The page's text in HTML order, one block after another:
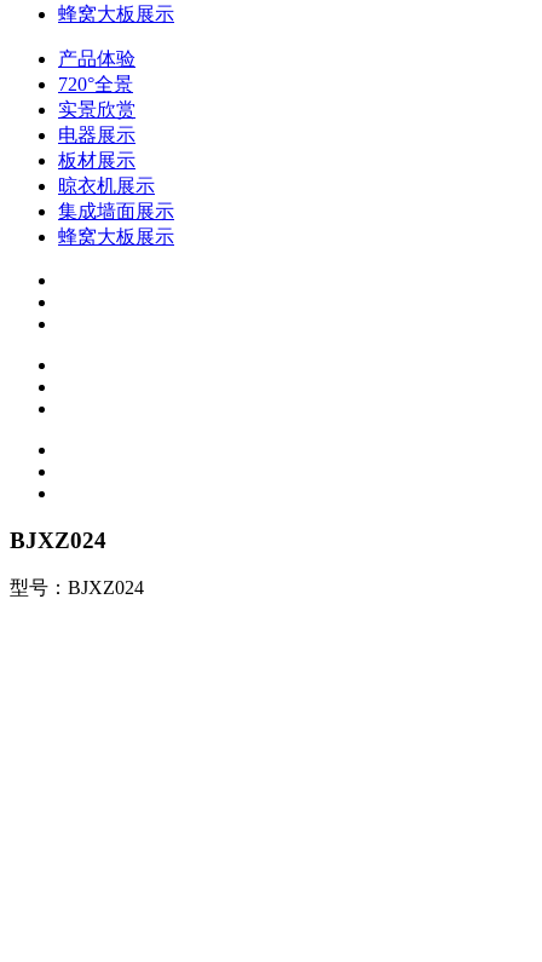
蜂窝大板展示
产品体验
720°全景
实景欣赏
电器展示
板材展示
晾衣机展示
集成墙面展示
蜂窝大板展示
BJXZ024
型号：BJXZ024